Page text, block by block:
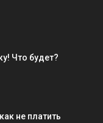
Что будет?
не платить